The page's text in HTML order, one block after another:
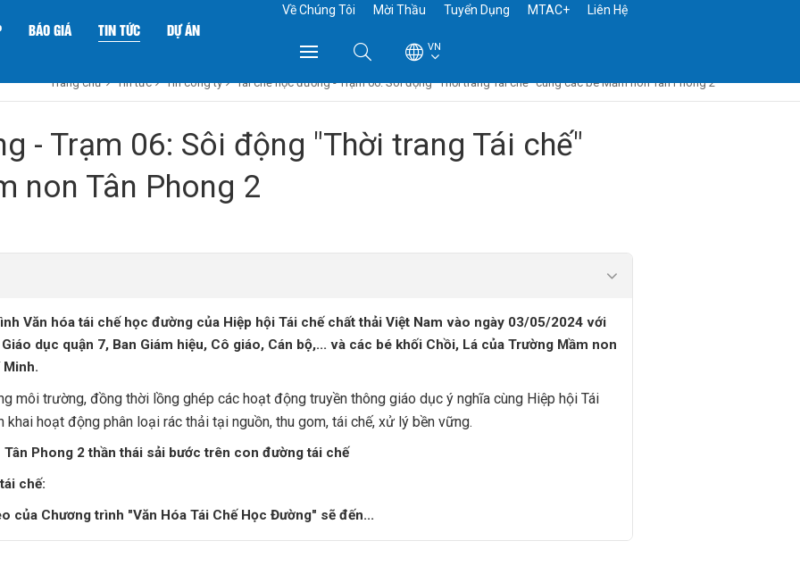
BÁO GIÁ TIN TỨC DỰ ÁN
Về Chúng Tôi Mời Thầu Tuyển Dụng MTAC+ Liên Hệ
VN
Trang chủ Tin tức Tin công ty Tái chế học đường - Trạm 06: Sôi động "Thời trang Tái chế" cùng các bé Mầm non Tân Phong 2
- Trạm 06: Sôi động "Thời trang Tái chế"
non Tân Phong 2
Văn hóa tái chế học đường của Hiệp hội Tái chế chất thải Việt Nam vào ngày 03/05/2024 với
dục quận 7, Ban Giám hiệu, Cô giáo, Cán bộ,... và các bé khối Chồi, Lá của Trường Mầm non
Minh.
môi trường, đồng thời lồng ghép các hoạt động truyền thông giáo dục ý nghĩa cùng Hiệp hội Tái
khai hoạt động phân loại rác thải tại nguồn, thu gom, tái chế, xử lý bền vững.
Phong 2 thần thái sải bước trên con đường tái chế
chế:
của Chương trình "Văn Hóa Tái Chế Học Đường" sẽ đến...